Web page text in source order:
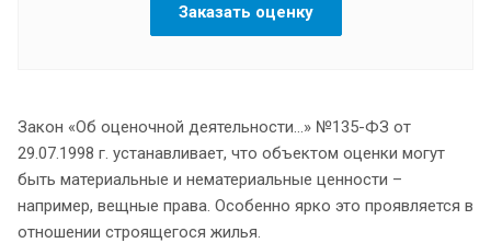
Заказать оценку
Закон «Об оценочной деятельности…» №135-ФЗ от
29.07.1998 г. устанавливает, что объектом оценки могут
быть материальные и нематериальные ценности –
например, вещные права. Особенно ярко это проявляется в
отношении строящегося жилья.